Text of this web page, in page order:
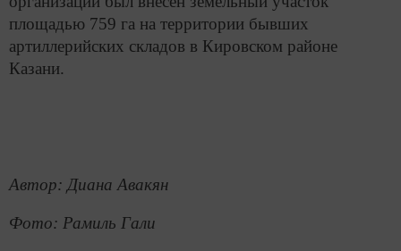
площадью 759 га на территории бывших
артиллерийских складов в Кировском районе
Казани.
Автор: Диана Авакян
Фото: Рамиль Гали